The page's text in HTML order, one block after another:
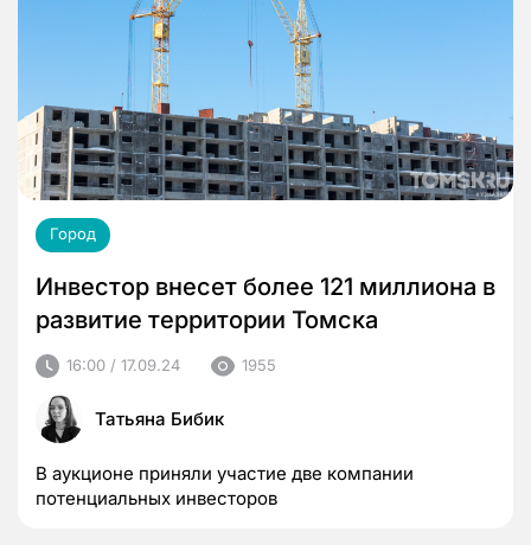
Город
Инвестор внесет более 121 миллиона в
развитие территории Томска
16:00 / 17.09.24 1955
Татьяна Бибик
В аукционе приняли участие две компании
потенциальных инвесторов